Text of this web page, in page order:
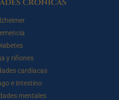
crónicas
y riñones
cardíacas
e intestino
mentales